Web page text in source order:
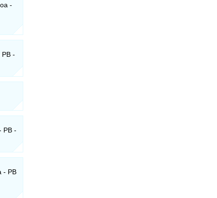
-
-
PB -
- PB